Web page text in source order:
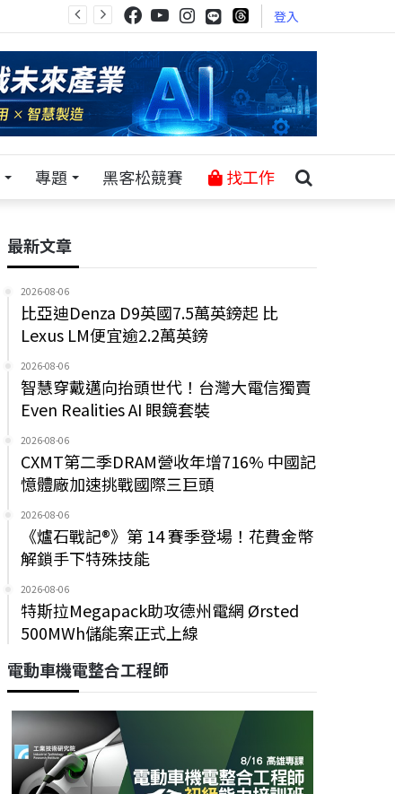
登入
專題 黑客松競賽 找工作
最新文章
2026-08-06
比亞迪Denza D9英國7.5萬英鎊起 比
Lexus LM便宜逾2.2萬英鎊
2026-08-06
智慧穿戴邁向抬頭世代！台灣大電信獨賣
Even Realities AI 眼鏡套裝
2026-08-06
CXMT第二季DRAM營收年增716% 中國記
憶體廠加速挑戰國際三巨頭
2026-08-06
《爐石戰記®》第 14 賽季登場！花費金幣
解鎖手下特殊技能
2026-08-06
特斯拉Megapack助攻德州電網 Ørsted
500MWh儲能案正式上線
電動車機電整合工程師